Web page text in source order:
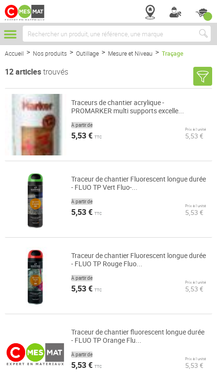
Chercher
Accueil Nos produits Outillage Mesure et Niveau Traçage
12articlestrouvés
Traceurs de chantier acrylique -
PROMARKER multi supports excelle...
À partir de
5,53 € TTC
Prix à l’unité
5,53 €
Traceur de chantier Fluorescent longue durée
- FLUO TP Vert Fluo-...
À partir de
5,53 € TTC
Prix à l’unité
5,53 €
Traceur de chantier Fluorescent longue durée
- FLUO TP Rouge Fluo...
À partir de
5,53 € TTC
Prix à l’unité
5,53 €
Traceur de chantier fluorescent longue durée
- FLUO TP Orange Flu...
À partir de
5,53 € TTC
Prix à l’unité
5,53 €